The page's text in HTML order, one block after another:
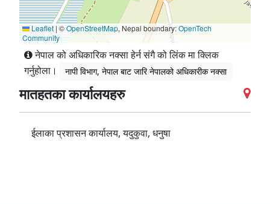
Leaflet | ©OpenStreetMap, Nepal boundary:OpenTech
Community
नेपाल को अधिकारिक नक्सा हेर्न संगै को लिंक मा क्लिक
गर्नुहोला।
नापी विभाग, नेपाल बाट जारि नेपालको अधिकारीक नक्सा
मातहतका कार्यालयहरु
ईलाका प्रशासन कार्यालय, यदुकुवा, धनुषा